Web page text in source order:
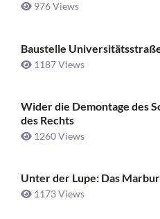
976 Views
Baustelle
1187 Views
Wider die Demontage des
des Rechts
1260 Views
Unter der Lupe: Das
1173 Views